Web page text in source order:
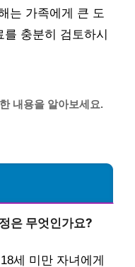
는 가족에게 큰 도
충분히 검토하시
내용을 알아보세요.
은 무엇인가요?
세 미만 자녀에게